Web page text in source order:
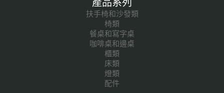
產品系列
扶手椅和沙發類
椅類
餐桌和寫字桌
咖啡桌和邊桌
櫃類
床類
燈類
配件